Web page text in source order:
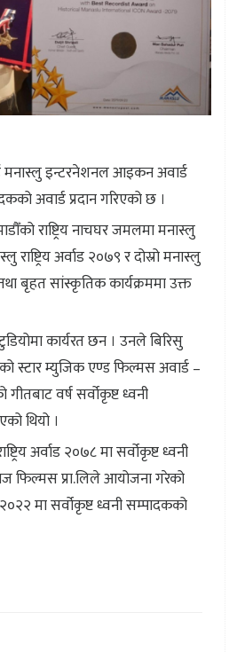
मनास्लु इन्टरनेशनल आइकन अवार्ड
अवार्ड प्रदान गरिएको छ ।
राष्ट्रिय नाचघर जमलमा मनास्लु
अर्वाड २०७९ र दोस्रो मनास्लु
बृहत सांस्कृतिक कार्यक्रममा उक्त
कार्यरत छन । उनले बिरिसु
स्टार म्युजिक एण्ड फिल्मस अवार्ड –
वर्ष सर्वोकृष्ट ध्वनी
थियो ।
अर्वाड २०७८ मा सर्वोकृष्ट ध्वनी
फिल्मस प्रा.लिले आयोजना गरेको
मा सर्वोकृष्ट ध्वनी सम्पादकको